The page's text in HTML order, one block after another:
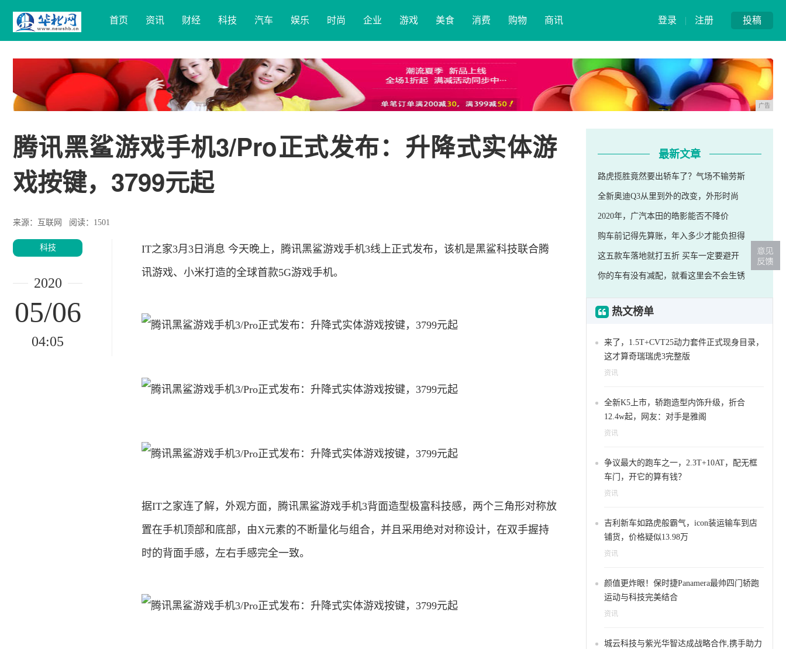
投稿
登录 | 注册
首页 资讯 财经 科技 汽车 娱乐 时尚 企业 游戏 美食 消费 购物 商讯
广告
腾讯黑鲨游戏手机3/Pro正式发布：升降式实体游
戏按键，3799元起
来源：互联网 阅读：1501
科技
2020
05/06
04:05
IT之家3月3日消息 今天晚上，腾讯黑鲨游戏手机3线上正式发布，该机是黑鲨科技联合腾
讯游戏、小米打造的全球首款5G游戏手机。
据IT之家连了解，外观方面，腾讯黑鲨游戏手机3背面造型极富科技感，两个三角形对称放
置在手机顶部和底部，由X元素的不断量化与组合，并且采用绝对对称设计，在双手握持
时的背面手感，左右手感完全一致。
最新文章
路虎揽胜竟然要出轿车了？气场不输劳斯
全新奥迪Q3从里到外的改变，外形时尚
2020年，广汽本田的皓影能否不降价
购车前记得先算账，年入多少才能负担得
这五款车落地就打五折 买车一定要避开
你的车有没有减配，就看这里会不会生锈
热文榜单
来了，1.5T+CVT25动力套件正式现身目录，
这才算奇瑞瑞虎3完整版
资讯
全新K5上市，轿跑造型内饰升级，折合
12.4w起，网友：对手是雅阁
资讯
争议最大的跑车之一，2.3T+10AT，配无框
车门，开它的算有钱？
资讯
吉利新车如路虎般霸气，icon装运输车到店
铺货，价格疑似13.98万
资讯
颜值更炸眼！保时捷Panamera最帅四门轿跑
运动与科技完美结合
资讯
城云科技与紫光华智达成战略合作,携手助力